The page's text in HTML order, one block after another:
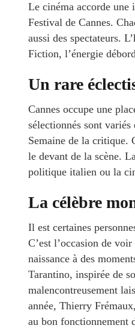
Le cinéma accorde
Festival de Cannes.
aussi des spectateurs.
Fiction, l’énergie
Un rare
Cannes occupe une
sélectionnés sont
Semaine de la critique.
le devant de la scène.
politique italien ou la
La célèbre
Il est certaines
C’est l’occasion de
naissance à des
Tarantino, inspirée de
malencontreusement
année, Thierry
au bon